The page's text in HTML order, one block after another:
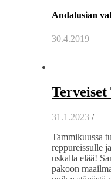
Andalusian
30.4.2019
31.1.2023 /
Tammikuussa
reppureissulle
uskalla elää!
pakoon